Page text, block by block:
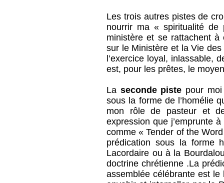
Les trois autres pistes de
nourrir ma « spiritualité de
ministère et se rattachent à
sur le Ministère et la Vie
l’exercice loyal, inlassable,
est, pour les prêtes, le
La seconde piste pour
sous la forme de l’homélie
mon rôle de pasteur et
expression que j’emprunte
comme « Tender of the
prédication sous la forme
Lacordaire ou à la
doctrine chrétienne .La
assemblée célébrante est